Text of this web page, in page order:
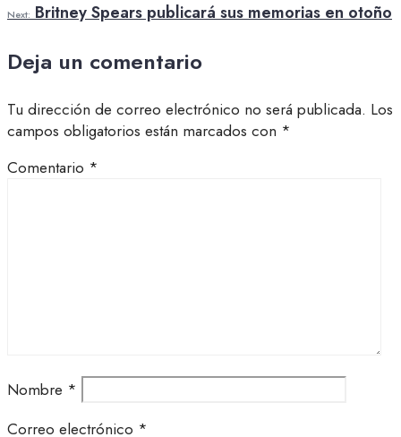
Next: Britney Spears publicará sus memorias en otoño
Deja un comentario
Tu dirección de correo electrónico no será publicada. Los
campos obligatorios están marcados con *
Comentario *
Nombre *
Correo electrónico *